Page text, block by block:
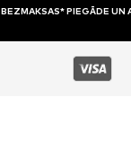
BEZMAKSAS* PIEGĀDE UN